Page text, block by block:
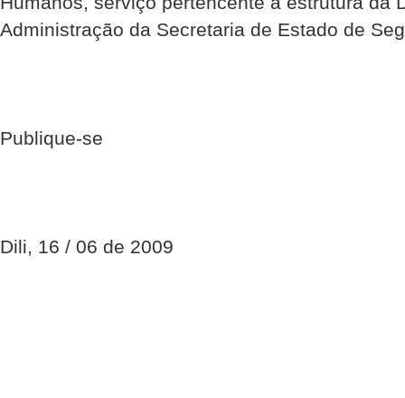
Administração da Secretaria de Estado de
Publique-se
Dili, 16 / 06 de 2009